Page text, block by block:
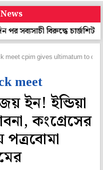
বিরুদ্ধে চার্জশিট পুলিশের,
meet cpim gives ultimatum to
meet
ইন! ইন্ডিয়া
কংগ্রেসের
পত্রবোমা